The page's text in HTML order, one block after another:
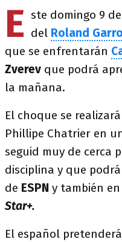
E ste domingo 9
del Roland
que se enfrentarán
Zverev que podrá
la mañana.
El choque se
Phillipe Chatrier en
seguid muy de cerca
disciplina y que
de ESPN y también
Star+.
El español